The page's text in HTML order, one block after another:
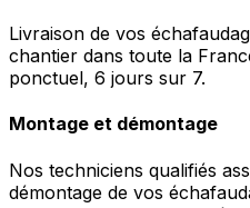
Livraison de vos
chantier dans toute la
ponctuel, 6 jours sur 7.
Montage et démontage
Nos techniciens qualifiés
démontage de vos